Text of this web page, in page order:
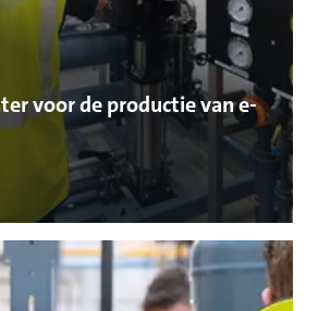
voor de productie van e-